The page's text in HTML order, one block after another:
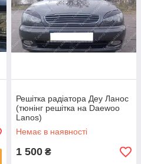
Решітка радіатора Деу Ланос
(тюнінг решітка на Daewoo
Lanos)
Немає в наявності
1 500 ₴